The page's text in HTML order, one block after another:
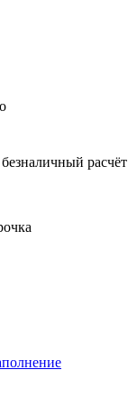
расчёт